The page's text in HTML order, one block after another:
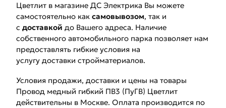
Цветлит в магазине ДС Электрика Вы можете
самостоятельно как самовывозом, так и
с доставкой до Вашего адреса. Наличие
собственного автомобильного парка позволяет нам
предоставлять гибкие условия на
услугу доставки стройматериалов.
Условия продажи, доставки и цены на товары
Провод медный гибкий ПВ3 (ПуГВ) Цветлит
действительны в Москве. Оплата производится по